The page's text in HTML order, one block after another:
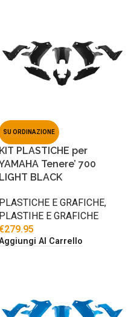
SU ORDINAZIONE
KIT PLASTICHE per
Tenere’ 700
LIGHT BLACK
PLASTICHE E GRAFICHE,
PLASTIHE E GRAFICHE
279.95
Al Carrello